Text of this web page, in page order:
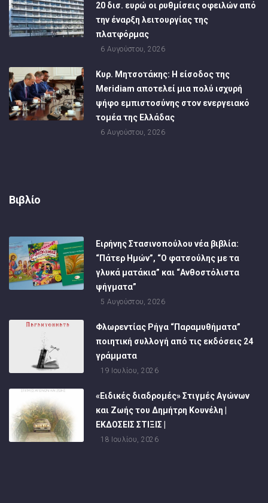
20 δισ. ευρώ οι ρυθμίσεις οφειλών από
την έναρξη λειτουργίας της
πλατφόρμας
6 Αυγούστου, 2026
Κυρ. Μητσοτάκης: Η είσοδος της
Meridiam αποτελεί μια πολύ ισχυρή
ψήφο εμπιστοσύνης στον ενεργειακό
τομέα της Ελλάδας
6 Αυγούστου, 2026
Βιβλίο
Ειρήνης Στασινοπούλου νέα βιβλία:
“Πάτερ Ημών”, “Ο φατσούλης με τα
γλυκά ματάκια” και “Ανθοστόλιστα
ψήγματα”
5 Αυγούστου, 2026
Φλωρεντίας Ρήγα “Παραμυθήματα”
ποιητική συλλογή από τις εκδόσεις 24
γράμματα
19 Ιουλίου, 2026
«Ειδικές διαδρομές» Στιγμές Αγώνων
και Ζωής του Δημήτρη Κουνέλη |
ΕΚΔΟΣΕΙΣ ΣΤΙΞΙΣ |
18 Ιουλίου, 2026